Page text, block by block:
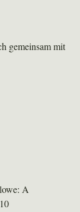
gemeinsam mit
A